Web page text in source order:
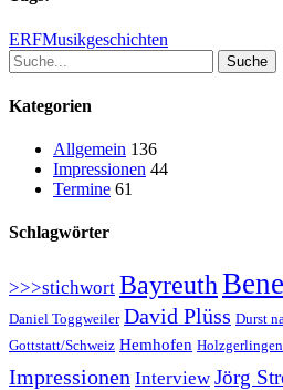
ERFMusikgeschichten
Suche
Kategorien
Allgemein 136
Impressionen 44
Termine 61
Schlagwörter
>>>stichwort Bayreuth
Daniel Toggweiler David Plüss Durst
Gottstatt/Schweiz Hemhofen Holzgerlingen
Impressionen Interview Jörg